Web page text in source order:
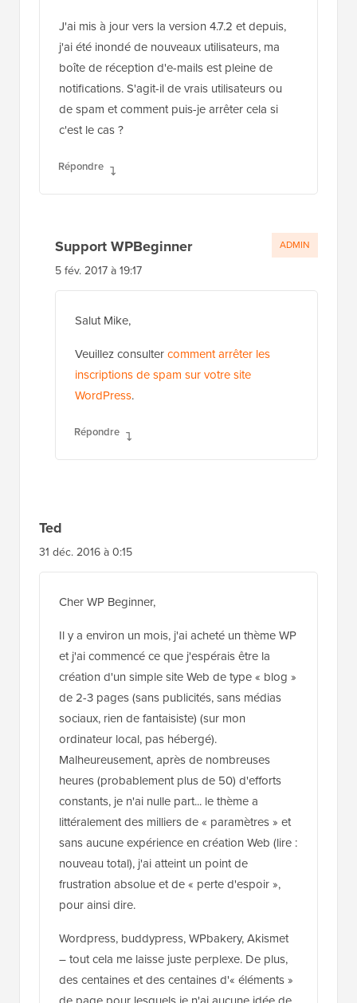
J'ai mis à jour vers la version 4.7.2 et depuis,
j'ai été inondé de nouveaux utilisateurs, ma
boîte de réception d'e-mails est pleine de
notifications. S'agit-il de vrais utilisateurs ou
de spam et comment puis-je arrêter cela si
c'est le cas ?
Répondre
Support WPBeginner
5 fév. 2017 à 19:17
Salut Mike,
Veuillez consultercomment arrêter les
inscriptions de spam sur votre site
WordPress.
Répondre
ADMIN
Ted
31 déc. 2016 à 0:15
Cher WP Beginner,
Il y a environ un mois, j'ai acheté un thème WP
et j'ai commencé ce que j'espérais être la
création d'un simple site Web de type « blog »
de 2-3 pages (sans publicités, sans médias
sociaux, rien de fantaisiste) (sur mon
ordinateur local, pas hébergé).
Malheureusement, après de nombreuses
heures (probablement plus de 50) d'efforts
constants, je n'ai nulle part... le thème a
littéralement des milliers de « paramètres » et
sans aucune expérience en création Web (lire :
nouveau total), j'ai atteint un point de
frustration absolue et de « perte d'espoir »,
pour ainsi dire.
Wordpress, buddypress, WPbakery, Akismet
– tout cela me laisse juste perplexe. De plus,
des centaines et des centaines d'« éléments »